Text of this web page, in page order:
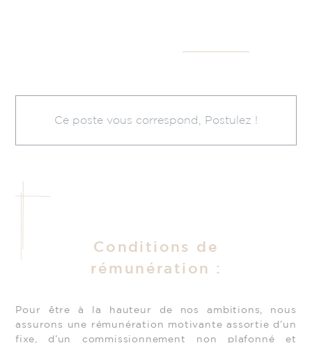
Ce poste vous correspond, Postulez !
Conditions de
rémunération :
Pour être à la hauteur de nos ambitions, nous
assurons une rémunération motivante assortie d’un
fixe, d’un commissionnement non plafonné et